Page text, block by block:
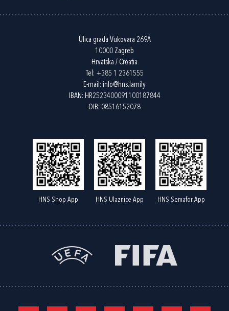
Ulica grada Vukovara 269A
10000 Zagreb
Hrvatska / Croatia
Tel: +385 1 2361555
E-mail: info@hns.family
IBAN: HR2523400091100187844
OIB: 08516152078
HNS Shop App HNS Ulaznice App HNS Semafor App